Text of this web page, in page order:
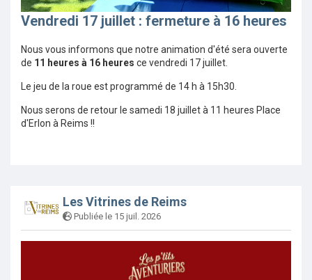
Vendredi 17 juillet : fermeture à 16 heures
Nous vous informons que notre animation d'été sera ouverte
de 11 heures à 16 heures ce vendredi 17 juillet.
Le jeu de la roue est programmé de 14 h à 15h30.
Nous serons de retour le samedi 18 juillet à 11 heures Place
d'Erlon à Reims !!
Les Vitrines de Reims
Publiée le 15 juil. 2026